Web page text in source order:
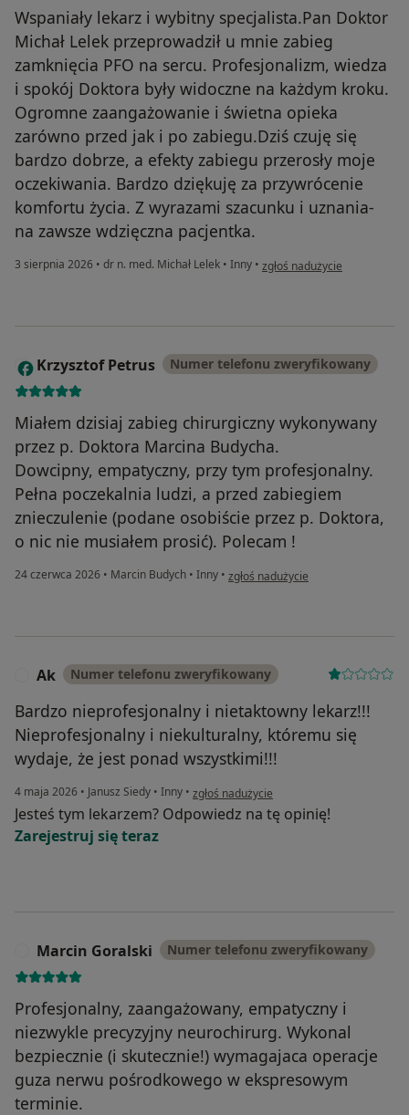
Wspaniały lekarz i wybitny specjalista.Pan Doktor
Michał Lelek przeprowadził u mnie zabieg
zamknięcia PFO na sercu. Profesjonalizm, wiedza
i spokój Doktora były widoczne na każdym kroku.
Ogromne zaangażowanie i świetna opieka
zarówno przed jak i po zabiegu.Dziś czuję się
bardzo dobrze, a efekty zabiegu przerosły moje
oczekiwania. Bardzo dziękuję za przywrócenie
komfortu życia. Z wyrazami szacunku i uznania-
na zawsze wdzięczna pacjentka.
3 sierpnia 2026 • dr n. med. Michał Lelek • Inny • w opinii użytkownika Żaneta
zgłoś nadużycie
K Krzysztof Petrus Numer telefonu zweryfikowany
Miałem dzisiaj zabieg chirurgiczny wykonywany
przez p. Doktora Marcina Budycha.
Dowcipny, empatyczny, przy tym profesjonalny.
Pełna poczekalnia ludzi, a przed zabiegiem
znieczulenie (podane osobiście przez p. Doktora,
o nic nie musiałem prosić). Polecam !
24 czerwca 2026 • Marcin Budych • Inny • w opinii użytkownika Krzysztof
zgłoś nadużycie
Ak Numer telefonu zweryfikowany
Bardzo nieprofesjonalny i nietaktowny lekarz!!!
Nieprofesjonalny i niekulturalny, któremu się
wydaje, że jest ponad wszystkimi!!!
4 maja 2026 • Janusz Siedy • Inny • w opinii użytkownika Ak
zgłoś nadużycie
Jesteś tym lekarzem? Odpowiedz na tę opinię!
Zarejestruj się teraz
Marcin Goralski Numer telefonu zweryfikowany
Profesjonalny, zaangażowany, empatyczny i
niezwykle precyzyjny neurochirurg. Wykonal
bezpiecznie (i skutecznie!) wymagajaca operacje
guza nerwu pośrodkowego w ekspresowym
terminie.